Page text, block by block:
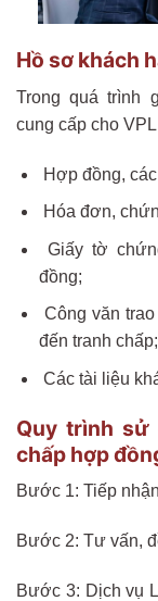
Hồ sơ khách
Trong quá trình
cung cấp cho
Hợp đồng,
Hóa đơn,
Giấy tờ
đồng;
Công văn
đến tranh chấp;
Các tài liệu
Quy trình sử
chấp hợp
Bước 1: Tiếp
Bước 2: Tư vấn,
Bước 3: Dịch vụ